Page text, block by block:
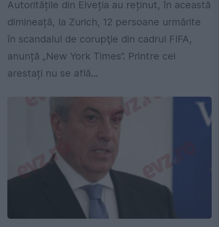
Autoritățile din Elveția au reținut, în această
dimineață, la Zurich, 12 persoane urmărite
în scandalul de corupţie din cadrul FIFA,
anunță „New York Times”. Printre cei
arestați nu se află...